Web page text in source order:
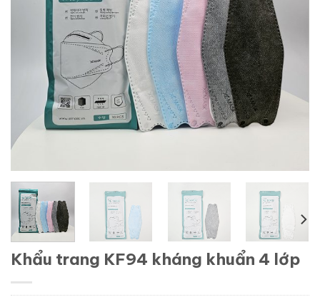
Khẩu trang KF94 kháng khuẩn 4 lớp